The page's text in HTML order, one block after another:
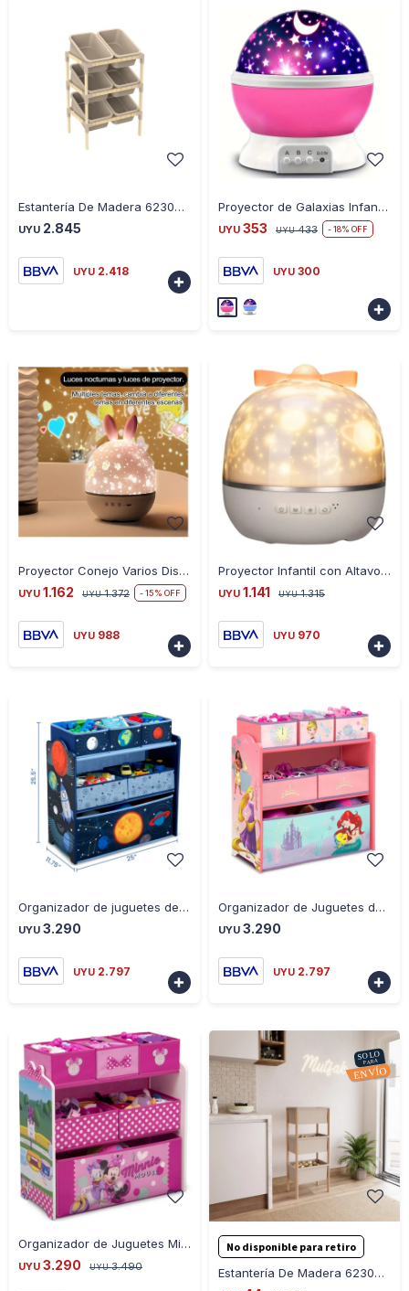
Estantería De Madera 623008 6 Contenedores 90X55X39Cms Ub - BEIGE
UYU 2.845
UYU 2.418

Proyector de Galaxias Infantil 360 - ROSA
UYU 353 UYU 433 18
UYU 300

Proyector Conejo Varios Diseños Música Batería Recargable - BLANCO
UYU 1.162 UYU 1.372 15
UYU 988

Proyector Infantil con Altavoz con Bluetooth - BLANCO
UYU 1.141 UYU 1.315
UYU 970

Organizador de juguetes de Sistema Solar 6 contenedores - AZUL
UYU 3.290
UYU 2.797

Organizador de Juguetes de Princesas Disney de 6 contenedor - SALMON
UYU 3.290
UYU 2.797

Organizador de Juguetes Minnie Disney 6 Contenedores - ROSA-FUSCIA
UYU 3.290 UYU 3.490
No disponible para retiro
Estantería De Madera 623006 3 Contenedores 95X26X39Cms Ub - BEIGE
- +